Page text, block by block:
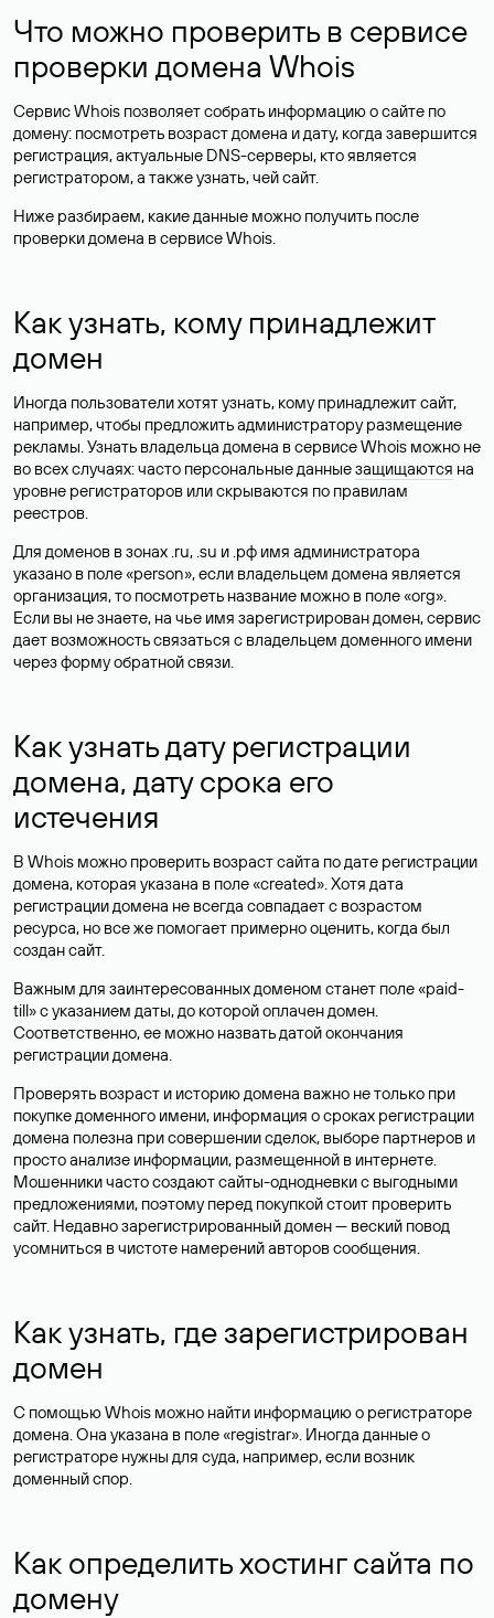
Что можно проверить в сервисе
проверки домена Whois
Сервис Whois позволяет собрать информацию о сайте по
домену: посмотреть возраст домена и дату, когда завершится
регистрация, актуальные DNS-серверы, кто является
регистратором, а также узнать, чей сайт.
Ниже разбираем, какие данные можно получить после
проверки домена в сервисе Whois.
Как узнать, кому принадлежит
домен
Иногда пользователи хотят узнать, кому принадлежит сайт,
например, чтобы предложить администратору размещение
рекламы. Узнать владельца домена в сервисе Whois можно не
во всех случаях: часто персональные данныезащищаются на
уровне регистраторов или скрываются по правилам
реестров.
Для доменов в зонах .ru, .su и .рф имя администратора
указано в поле «person», если владельцем домена является
организация, то посмотреть название можно в поле «org».
Если вы не знаете, на чье имя зарегистрирован домен, сервис
дает возможность связаться с владельцем доменного имени
через форму обратной связи.
Как узнать дату регистрации
домена, дату срока его
истечения
В Whois можно проверить возраст сайта по дате регистрации
домена, которая указана в поле «created». Хотя дата
регистрации домена не всегда совпадает с возрастом
ресурса, но все же помогает примерно оценить, когда был
создан сайт.
Важным для заинтересованных доменом станет поле «paid-
till» с указанием даты, до которой оплачен домен.
Соответственно, ее можно назвать датой окончания
регистрации домена.
Проверять возраст и историю домена важно не только при
покупке доменного имени, информация о сроках регистрации
домена полезна при совершении сделок, выборе партнеров и
просто анализе информации, размещенной в интернете.
Мошенники часто создают сайты-однодневки с выгодными
предложениями, поэтому перед покупкой стоит проверить
сайт. Недавно зарегистрированный домен — веский повод
усомниться в чистоте намерений авторов сообщения.
Как узнать, где зарегистрирован
домен
С помощью Whois можно найти информацию о регистраторе
домена. Она указана в поле «registrar». Иногда данные о
регистраторе нужны для суда, например, если возник
доменный спор.
Как определить хостинг сайта по
домену